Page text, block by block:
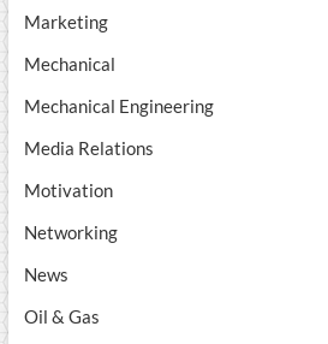
Marketing
Mechanical
Mechanical Engineering
Media Relations
Motivation
Networking
News
Oil & Gas